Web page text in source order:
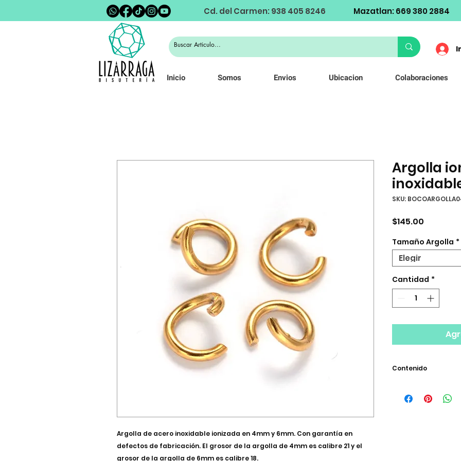
Cd. del Carmen: 938 405 8246 Mazatlan: 669 380 2884
Inicio Somos Envios Ubicacion Colaboraciones
Argolla de acero inoxidable ionizada en 4mm y 6mm. Con garantía en
defectos de fabricación. El grosor de la argolla de 4mm es calibre 21 y el
grosor de la argolla de 6mm es calibre 18.
Argolla
SKU:
$145.00
Tamaño Argolla *
Elegir
Cantidad *
Contenido